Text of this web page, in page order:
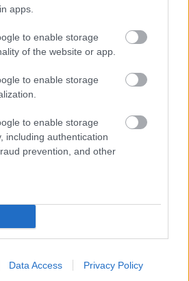
apps.
to enable storage
of the website or app.
to enable storage
to enable storage
including authentication
prevention, and other
Data Access Privacy Policy
beindította a november 26-án
Black Label Society
. Zakk
-hez egy jópofa, az ötvenes-
emlékeztető klipet
nézni is, nem csak hallgatni!
- Got Your Tongue